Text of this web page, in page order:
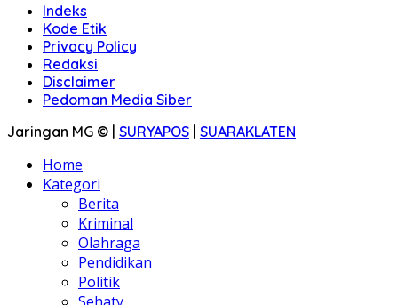
Indeks
Kode Etik
Privacy Policy
Redaksi
Disclaimer
Pedoman Media Siber
Jaringan MG © | SURYAPOS | SUARAKLATEN
Home
Kategori
Berita
Kriminal
Olahraga
Pendidikan
Politik